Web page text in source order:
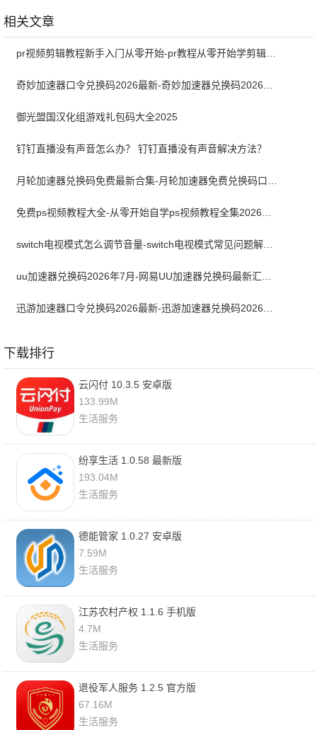
相关文章
pr视频剪辑教程新手入门从零开始-pr教程从零开始学剪辑全集免费
御光盟国汉化组游戏礼包码大全2025
钉钉直播没有声音怎么办？ 钉钉直播没有声音解决方法？
switch电视模式怎么调节音量-switch电视模式常见问题解决方案
下载排行
云闪付 10.3.5 安卓版
133.99M
生活服务
纷享生活 1.0.58 最新版
193.04M
生活服务
德能管家 1.0.27 安卓版
7.59M
生活服务
江苏农村产权 1.1.6 手机版
4.7M
生活服务
退役军人服务 1.2.5 官方版
67.16M
生活服务